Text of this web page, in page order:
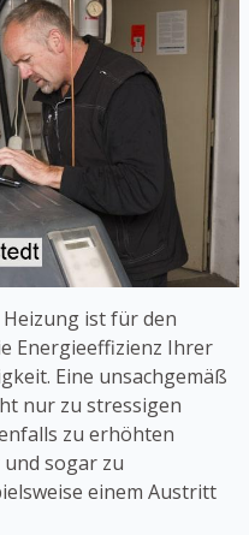
ist für den
Energieeffizienz Ihrer
Eine unsachgemäß
nur zu stressigen
zu erhöhten
sogar zu
einem Austritt